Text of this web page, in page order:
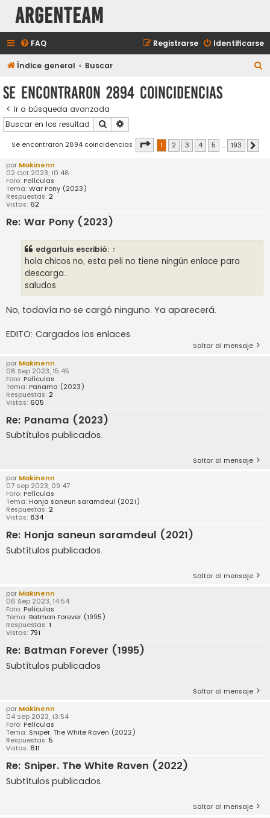
aRGENTeaM
FAQ Identificarse
Registrarse
Índice general Buscar
Se encontraron 2894 coincidencias
Ir a búsqueda avanzada
Buscar
Se encontraron 2894 coincidencias Página de 193
1 2 3 4 5 … 193
por Makinenn
02 Oct 2023, 10:48
Foro: Películas
Tema: War Pony (2023)
Respuestas: 2
Vistas: 62
Re: War Pony (2023)
edgarluis escribió: ↑
hola chicos no, esta peli no tiene ningún enlace para
descarga..
saludos
No, todavía no se cargó ninguno. Ya aparecerá.
EDITO: Cargados los enlaces.
Saltar al mensaje
por Makinenn
08 Sep 2023, 15:45
Foro: Películas
Tema: Panama (2023)
Respuestas: 2
Vistas: 605
Re: Panama (2023)
Subtítulos publicados.
Saltar al mensaje
por Makinenn
07 Sep 2023, 09:47
Foro: Películas
Tema: Honja saneun saramdeul (2021)
Respuestas: 2
Vistas: 834
Re: Honja saneun saramdeul (2021)
Subtítulos publicados.
Saltar al mensaje
por Makinenn
06 Sep 2023, 14:54
Foro: Películas
Tema: Batman Forever (1995)
Respuestas: 1
Vistas: 791
Re: Batman Forever (1995)
Subtítulos publicados
Saltar al mensaje
por Makinenn
04 Sep 2023, 13:54
Foro: Películas
Tema: Sniper. The White Raven (2022)
Respuestas: 5
Vistas: 611
Re: Sniper. The White Raven (2022)
Subtítulos publicados.
Saltar al mensaje